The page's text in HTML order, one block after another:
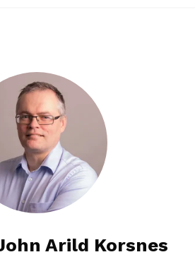
Arild Korsnes